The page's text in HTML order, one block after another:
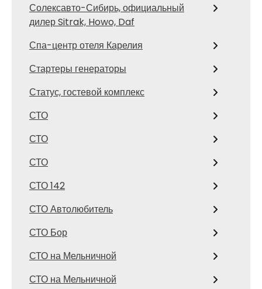
Солексавто-Сибирь, официальный
дилер Sitrak, Howo, Daf
Спа-центр отеля Карелия
Стартеры генераторы
Статус, гостевой комплекс
СТО
СТО
СТО
СТО 142
СТО Автолюбитель
СТО Бор
СТО на Мельничной
СТО на Мельничной